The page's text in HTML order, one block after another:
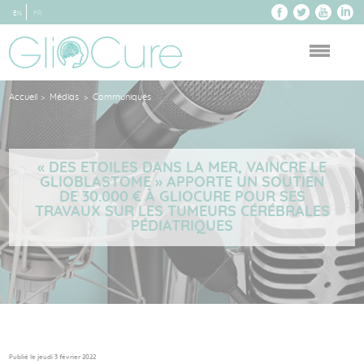
EN FR
Accueil > Médias >Communiqués
« DES ETOILES DANS LA MER, VAINCRE LE
GLIOBLASTOME » APPORTE UN SOUTIEN
DE 30.000 € À GLIOCURE POUR SES
TRAVAUX SUR LES TUMEURS CÉRÉBRALES
PÉDIATRIQUES
Publié le jeudi 3 février 2022